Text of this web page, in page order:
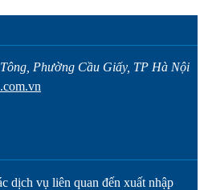
Phường Cầu Giấy, TP Hà Nội
dịch vụ liên quan đến xuất nhập